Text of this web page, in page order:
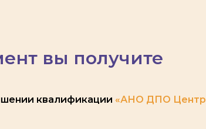
вы получите
квалификации «АНО ДПО Центр